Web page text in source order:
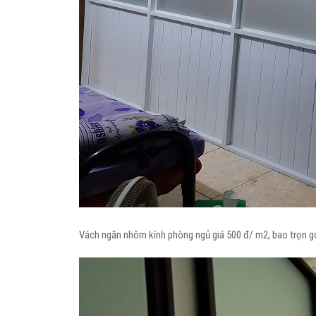
Vách ngăn nhôm kính phòng ngủ giá 500 đ/ m2, bao trọn